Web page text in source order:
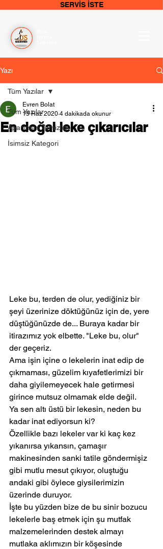
SERVİS İSTE
Yazı
Tüm Yazılar
Apartman Temizliği
İsimsiz Kategori
Tüm Yazılar
En doğal leke çıkarıcılar
Evren Bolat
15 Haz 2020 4 dakikada okunur
Leke bu, terden de olur, yediğiniz bir
şeyi üzerinize döktüğünüz için de, yere
düştüğünüzde de... Buraya kadar bir
itirazımız yok elbette. "Leke bu, olur"
der geçeriz.
Ama işin içine o lekelerin inat edip de
çıkmaması, güzelim kıyafetlerimizi bir
daha giyilemeyecek hale getirmesi
girince mutsuz olmamak elde değil.
Ya sen altı üstü bir lekesin, neden bu
kadar inat ediyorsun ki?
Özellikle bazı lekeler var ki kaç kez
yıkanırsa yıkansın, çamaşır
makinesinden sanki tatile göndermişiz
gibi mutlu mesut çıkıyor, oluştuğu
andaki gibi öylece giysilerimizin
üzerinde duruyor.
İşte bu yüzden bize de bu sinir bozucu
lekelerle baş etmek için şu mutfak
malzemelerinden destek almayı
mutlaka aklımızın bir köşesinde